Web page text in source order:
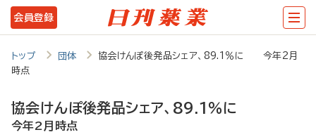
メ
イ
ン
テ
会員登録
トップ 団体
協会けんぽ後発品シェア、89.1％に 今年2月
時点
協会けんぽ後発品シェア、89.1％に
今年2月時点